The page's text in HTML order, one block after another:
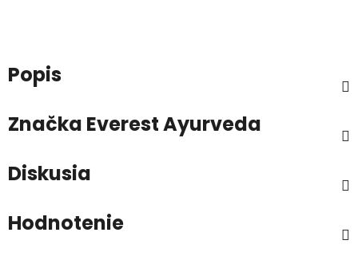
Popis
Značka Everest Ayurveda
Diskusia
Hodnotenie